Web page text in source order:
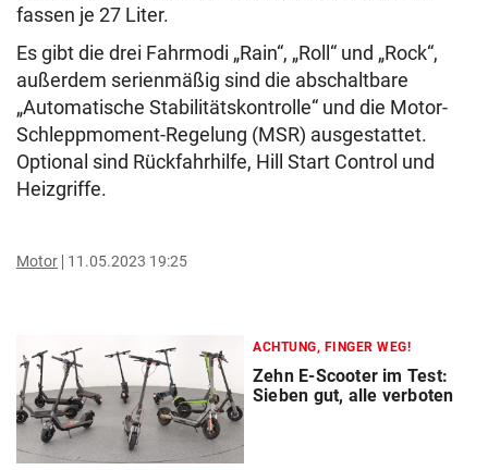
fassen je 27 Liter.
Es gibt die drei Fahrmodi „Rain“, „Roll“ und „Rock“,
außerdem serienmäßig sind die abschaltbare
„Automatische Stabilitätskontrolle“ und die Motor-
Schleppmoment-Regelung (MSR) ausgestattet.
Optional sind Rückfahrhilfe, Hill Start Control und
Heizgriffe.
Motor 11.05.2023 19:25
ACHTUNG, FINGER WEG!
Zehn E-Scooter im Test:
Sieben gut, alle verboten